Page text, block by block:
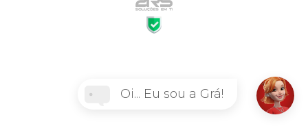
Oi... Eu sou a Grá!